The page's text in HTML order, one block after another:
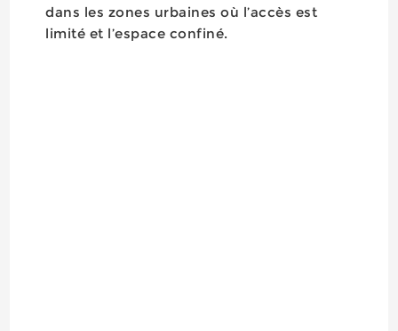
dans les zones urbaines où l’accès est
limité et l’espace confiné.